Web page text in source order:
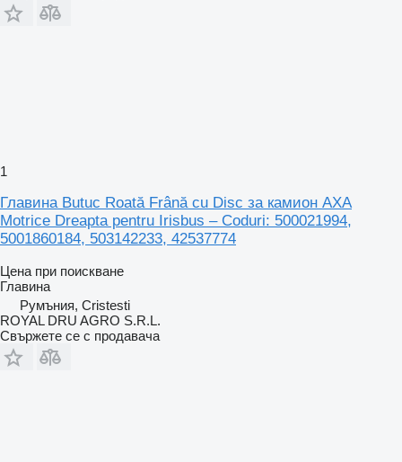
1
Главина Butuc Roată Frână cu Disc за камион AXA
Motrice Dreapta pentru Irisbus – Coduri: 500021994,
5001860184, 503142233, 42537774
Цена при поискване
Главина
Румъния, Cristesti
ROYAL DRU AGRO S.R.L.
Свържете се с продавача